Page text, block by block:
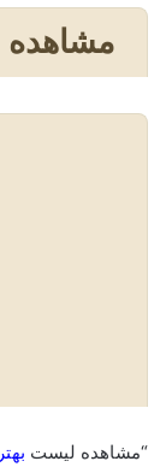
مشاهده
“مشاهده لیست